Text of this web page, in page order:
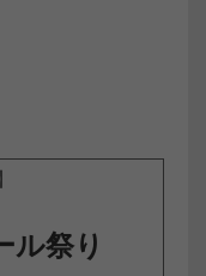
ル祭り